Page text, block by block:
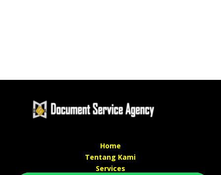
Home
Tentang Kami
Services